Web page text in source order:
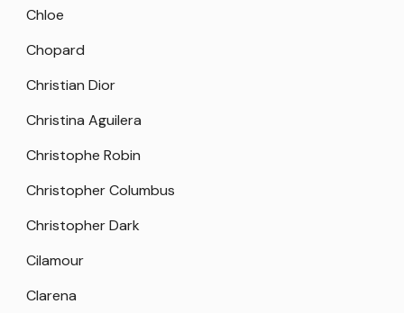
Chloe
Chopard
Christian Dior
Christina Aguilera
Christophe Robin
Christopher Columbus
Christopher Dark
Cilamour
Clarena